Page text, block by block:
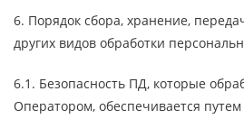
6. Порядок сбора, хранение,
других видов обработки
6.1. Безопасность ПД, которые
Оператором, обеспечивается